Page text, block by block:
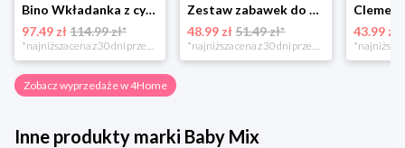
Bino Wkładanka z cymbałkami Auto, pomarańczowa
97.49 zł114.99 zł*
Zestaw zabawek do kąpieli Pelikan, od 4 miesięcy 4-Home
48.99 zł 51.49 zł* 43.99 zł
Zobacz wyprzedaże w 4Home
Inne produkty marki Baby Mix